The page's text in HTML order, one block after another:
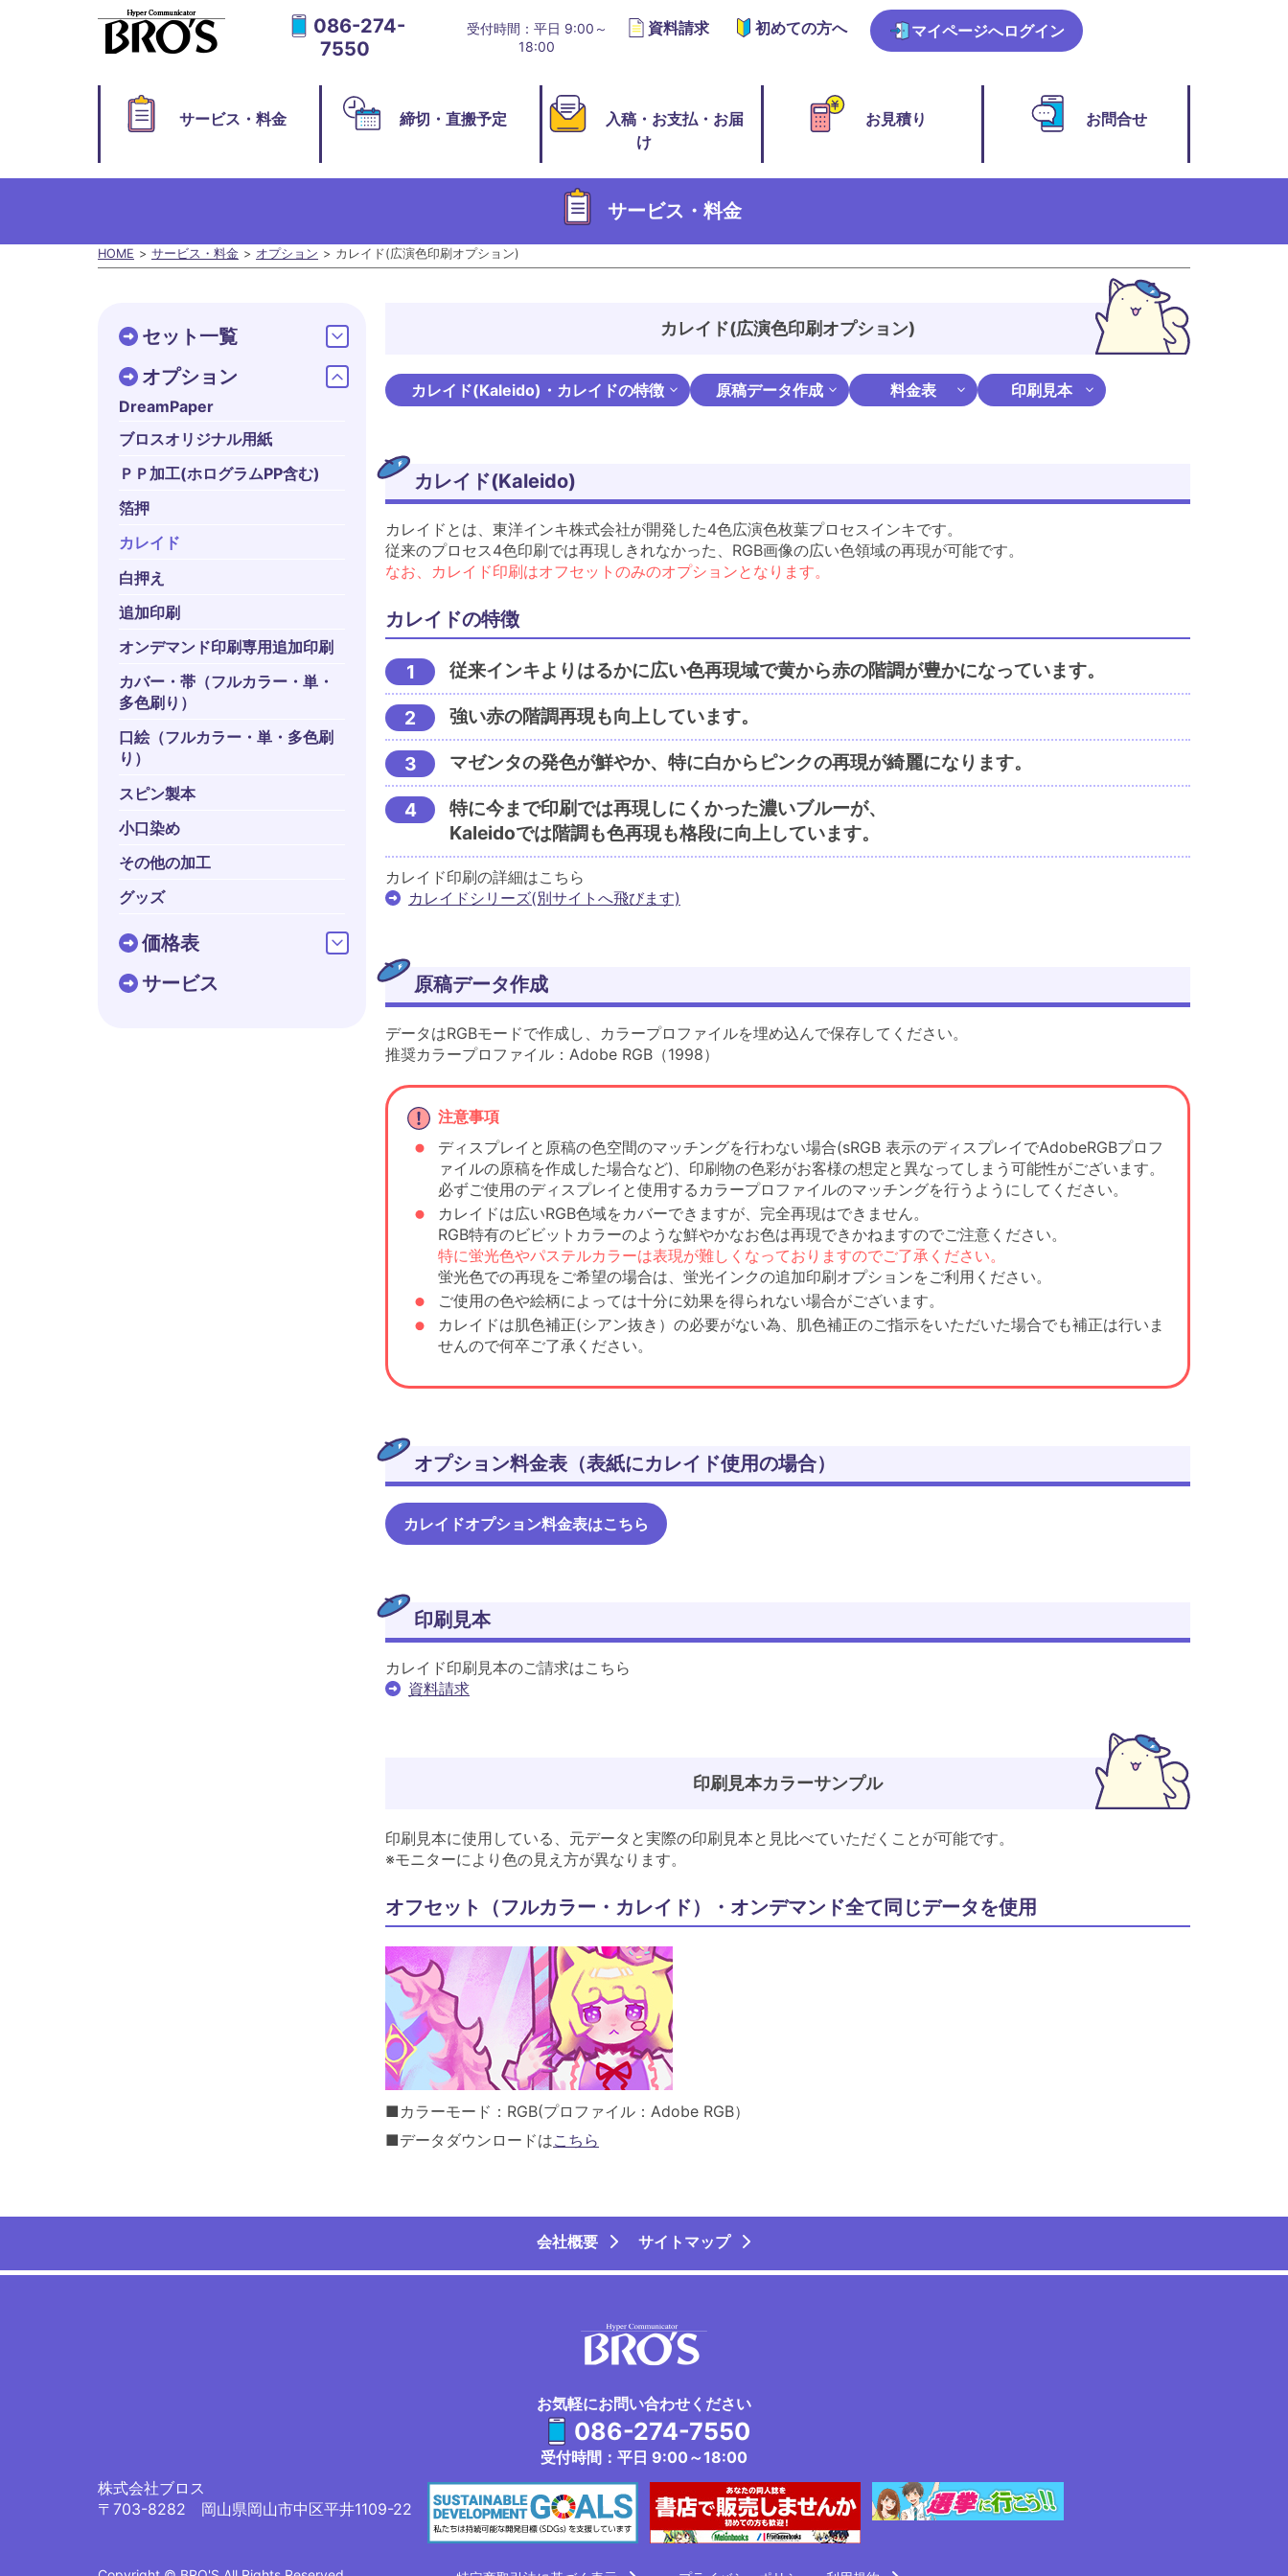
086-274-
7550
受付時間：平日 9:00～
18:00
資料請求 初めての方へ マイページへログイン
サービス・料金 締切・直搬予定
入稿・お支払・お届
け
お見積り お問合せ
サービス・料金
HOME サービス・料金 オプション カレイド(広演色印刷オプション)
セット一覧
オプション
DreamPaper
ブロスオリジナル用紙
ＰＰ加工(ホログラムPP含む)
箔押
カレイド
白押え
追加印刷
オンデマンド印刷専用追加印刷
カバー・帯（フルカラー・単・
多色刷り）
口絵（フルカラー・単・多色刷
り）
スピン製本
小口染め
その他の加工
グッズ
価格表
サービス
カレイド(広演色印刷オプション)
カレイド(Kaleido)・カレイドの特徴 原稿データ作成 料金表 印刷見本
カレイド(Kaleido)
カレイドとは、東洋インキ株式会社が開発した4色広演色枚葉プロセスインキです。
従来のプロセス4色印刷では再現しきれなかった、RGB画像の広い色領域の再現が可能です。
なお、カレイド印刷はオフセットのみのオプションとなります。
カレイドの特徴
従来インキよりはるかに広い色再現域で黄から赤の階調が豊かになっています。
強い赤の階調再現も向上しています。
マゼンタの発色が鮮やか、特に白からピンクの再現が綺麗になります。
特に今まで印刷では再現しにくかった濃いブルーが、
Kaleidoでは階調も色再現も格段に向上しています。
カレイド印刷の詳細はこちら
カレイドシリーズ(別サイトへ飛びます)
原稿データ作成
データはRGBモードで作成し、カラープロファイルを埋め込んで保存してください。
推奨カラープロファイル：Adobe RGB（1998）
注意事項
ディスプレイと原稿の色空間のマッチングを行わない場合(sRGB 表示のディスプレイでAdobeRGBプロフ
ァイルの原稿を作成した場合など)、印刷物の色彩がお客様の想定と異なってしまう可能性がございます。
必ずご使用のディスプレイと使用するカラープロファイルのマッチングを行うようにしてください。
カレイドは広いRGB色域をカバーできますが、完全再現はできません。
RGB特有のビビットカラーのような鮮やかなお色は再現できかねますのでご注意ください。
特に蛍光色やパステルカラーは表現が難しくなっておりますのでご了承ください。
蛍光色での再現をご希望の場合は、蛍光インクの追加印刷オプションをご利用ください。
ご使用の色や絵柄によっては十分に効果を得られない場合がございます。
カレイドは肌色補正(シアン抜き）の必要がない為、肌色補正のご指示をいただいた場合でも補正は行いま
せんので何卒ご了承ください。
オプション料金表（表紙にカレイド使用の場合）
カレイドオプション料金表はこちら
印刷見本
カレイド印刷見本のご請求はこちら
資料請求
印刷見本カラーサンプル
印刷見本に使用している、元データと実際の印刷見本と見比べていただくことが可能です。
※モニターにより色の見え方が異なります。
オフセット（フルカラー・カレイド）・オンデマンド全て同じデータを使用
■カラーモード：RGB(プロファイル：Adobe RGB）
■データダウンロードはこちら
会社概要 サイトマップ
お気軽にお問い合わせください
086-274-7550
受付時間：平日 9:00～18:00
株式会社ブロス
〒703-8282 岡山県岡山市中区平井1109-22